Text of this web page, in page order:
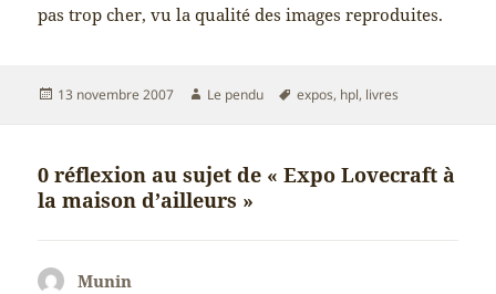
pas trop cher, vu la qualité des images reproduites.
Publié
13 novembre 2007 Auteur
Le pendu
Mots-
expos, hpl, livres
0 réflexion au sujet de « Expo Lovecraft à
la maison d’ailleurs »
Munin